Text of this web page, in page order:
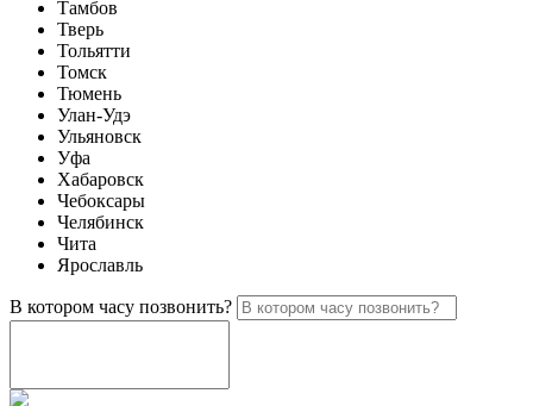
Тамбов
Тверь
Тольятти
Томск
Тюмень
Улан-Удэ
Ульяновск
Уфа
Хабаровск
Чебоксары
Челябинск
Чита
Ярославль
В котором часу позвонить?